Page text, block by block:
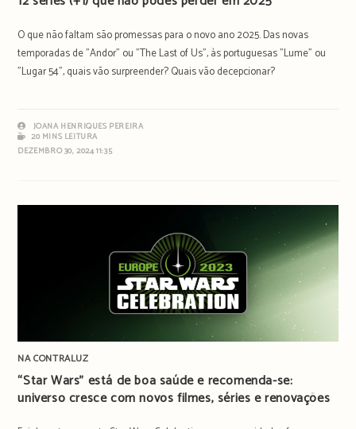
O que não faltam são promessas para o novo ano 2025. Das novas
temporadas de "Andor" ou "The Last of Us", às portuguesas "Lume" ou
"Lugar 54", quais vão surpreender? Quais vão decepcionar?
JOANA HENRIQUES PEREIRA
20 MINS LEITURA
DEZEMBRO 30, 2024 11:35
NA CONTRALUZ
“Star Wars” está de boa saúde e recomenda-se:
universo cresce com novos filmes, séries e renovações